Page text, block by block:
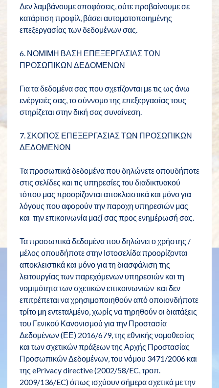
Δεν λαμβάνουμε αποφάσεις, ούτε προβαίνουμε σε
κατάρτιση προφίλ, βάσει αυτοματοποιημένης
επεξεργασίας των δεδομένων σας.
6. ΝΟΜΙΜΗ ΒΑΣΗ ΕΠΕΞΕΡΓΑΣΙΑΣ ΤΩΝ
ΠΡΟΣΩΠΙΚΩΝ ΔΕΔΟΜΕΝΩΝ
Για τα δεδομένα σας που σχετίζονται με τις ως άνω
ενέργειές σας, το σύννομο της επεξεργασίας τους
στηρίζεται στην δική σας συναίνεση.
7. ΣΚΟΠΟΣ ΕΠΕΞΕΡΓΑΣΙΑΣ ΤΩΝ ΠΡΟΣΩΠΙΚΩΝ
ΔΕΔΟΜΕΝΩΝ
Τα προσωπικά δεδομένα που δηλώνετε οπουδήποτε
στις σελίδες και τις υπηρεσίες του διαδικτυακού
τόπου μας προορίζονται αποκλειστικά και μόνο για
λόγους που αφορούν την παροχη υπηρεσιών μας
και την επικοινωνία μαζί σας προς ενημέρωσή σας.
Τα προσωπικά δεδομένα που δηλώνει ο χρήστης /
μέλος οπουδήποτε στην Ιστοσελίδα προορίζονται
αποκλειστικά και μόνο για τη διασφάλιση της
λειτουργίας των παρεχόμενων υπηρεσιών και τη
νομιμότητα των σχετικών επικοινωνιών και δεν
επιτρέπεται να χρησιμοποιηθούν από οποιονδήποτε
τρίτο μη εντεταλμένο, χωρίς να τηρηθούν οι διατάξεις
του Γενικού Κανονισμού για την Προστασία
Δεδομένων (ΕΕ) 2016/679, της εθνικής νομοθεσίας
και των σχετικών πράξεων της Αρχής Προστασίας
Προσωπικών Δεδομένων, του νόμου 3471/2006 και
της ePrivacy directive (2002/58/EC, τροπ.
2009/136/EC) όπως ισχύουν σήμερα σχετικά με την